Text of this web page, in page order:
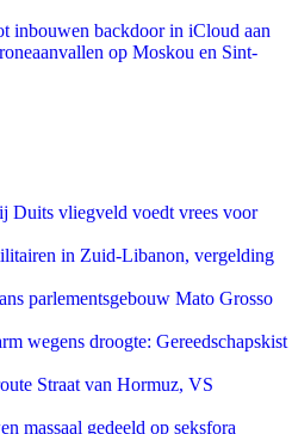
inbouwen backdoor in iCloud aan
op Moskou en Sint-
Duits vliegveld voedt vrees voor
in Zuid-Libanon, vergelding
parlementsgebouw Mato Grosso
wegens droogte: Gereedschapskist
Straat van Hormuz, VS
massaal gedeeld op seksfora